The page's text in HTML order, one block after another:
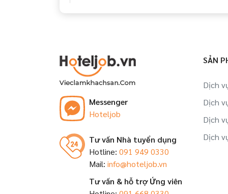
Việc làm Quản lý, điều hành tại Khánh
Hòa
Thuận
Giang
Việc làm Quản lý, điều hành tại An Giang
Việc làm Quản lý, điều hành tại Bình
Messenger
Hoteljob
Tư vấn Nhà tuyển dụng
Hotline: 091 949 0330
Mail: info@hoteljob.vn
Tư vấn & hỗ trợ Ứng viên
SẢN
Dịch
Dịch
Dịch
Dịch